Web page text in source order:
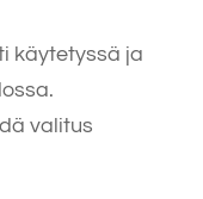
käytetyssä ja
valitus